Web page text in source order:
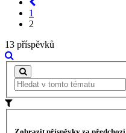
1
2
13 příspěvků